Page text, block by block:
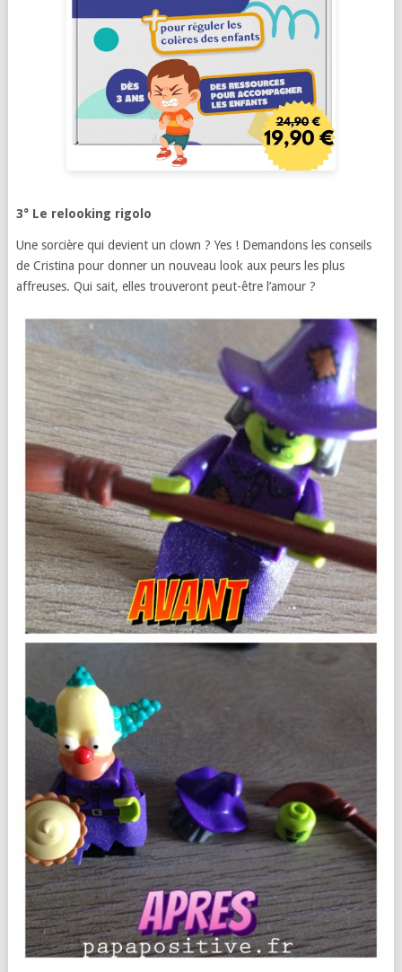
3° Le relooking rigolo
Une sorcière qui devient un clown ? Yes ! Demandons les conseils
de Cristina pour donner un nouveau look aux peurs les plus
affreuses. Qui sait, elles trouveront peut-être l’amour ?